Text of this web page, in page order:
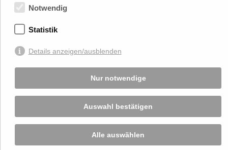
Von Ihnen bekannt gegebene persönlichen Daten werden zu Marketingzwecken
genutzt und nicht an Dritte weitergegeben. Die T.A.I. übernimmt keine Verantwortung
über Inhalte die durch Verlinkung auf externen Seiten zur Verfügung gestellt werden.
Komo Wien, Büro für visuelle Angelegenheiten
Beast Communications - www.beast.at, Impressum / Disclaimer / Datenschutzerklärung
Notwendig
Statistik
Details anzeigen/ausblenden
Nur notwendige
Auswahl bestätigen
Alle auswählen